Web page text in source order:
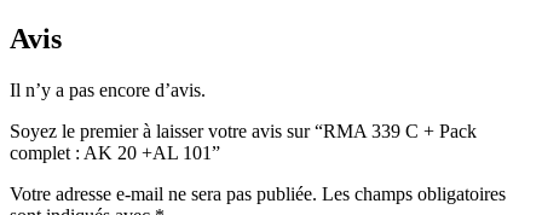
Avis
Il n’y a pas encore d’avis.
Soyez le premier à laisser votre avis sur “RMA 339 C + Pack
complet : AK 20 +AL 101”
Votre adresse e-mail ne sera pas publiée. Les champs obligatoires